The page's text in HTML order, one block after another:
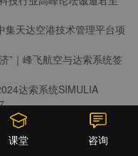
集天达空港技术管理平台项
”｜峰飞航空与达索系统签
达索系统SIMULIA
人工智能与虚拟孪生打造
课堂 咨询